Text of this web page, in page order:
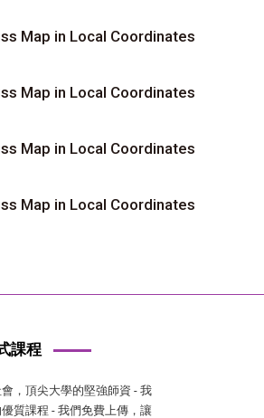
Map in Local Coordinates
Map in Local Coordinates
Map in Local Coordinates
Map in Local Coordinates
課程
，頂尖大學的堅強師資 - 我
質課程 - 我們免費上傳，讓